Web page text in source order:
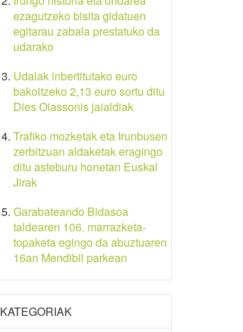
ezagutzeko bisita gidatuen
egitarau zabala prestatuko da
udarako
Udalak inbertitutako euro
bakoitzeko 2,13 euro sortu ditu
Dies Oiassonis jaialdiak
Trafiko mozketak eta Irunbusen
zerbitzuan aldaketak eragingo
ditu asteburu honetan Euskal
Jirak
Garabateando Bidasoa
taldearen 106. marrazketa-
topaketa egingo da abuztuaren
16an Mendibil parkean
KATEGORIAK